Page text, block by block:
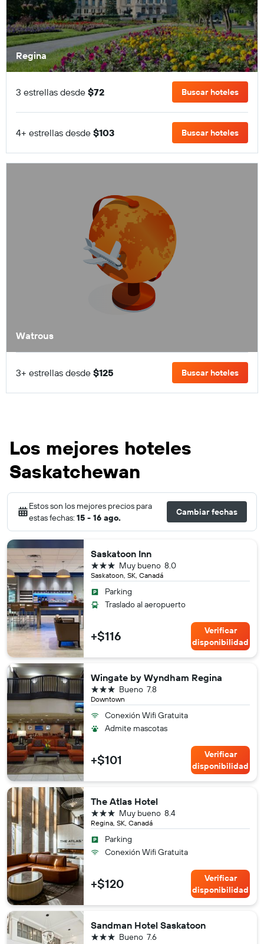
Regina
3 estrellas desde $72 Buscar hoteles
4+ estrellas desde $103 Buscar hoteles
Watrous
3+ estrellas desde $125 Buscar hoteles
Los mejores hoteles
Saskatchewan
Estos son los mejores precios para
estas fechas: 15 - 16 ago.
Cambiar fechas
Saskatoon Inn
Saskatoon, SK, Canadá
8.0
Muy bueno
3 estrellas
Parking
Traslado al aeropuerto
+$116
Verificar
disponibilidad
Wingate by Wyndham Regina
Downtown
7.8
Bueno
3 estrellas
Conexión Wifi Gratuita
Admite mascotas
+$101
Verificar
disponibilidad
The Atlas Hotel
Regina, SK, Canadá
8.4
Muy bueno
3 estrellas
Parking
Conexión Wifi Gratuita
+$120
Verificar
disponibilidad
Sandman Hotel Saskatoon
7.6
Bueno
3 estrellas